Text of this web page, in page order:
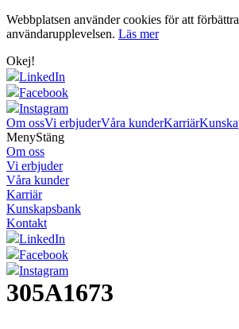
Webbplatsen använder cookies för att förbättra
användarupplevelsen. Läs mer
Okej!
LinkedIn
Facebook
Instagram
Om ossVi erbjuderVåra kunderKarriär
MenyStäng
Om oss
Vi erbjuder
Våra kunder
Karriär
Kunskapsbank
Kontakt
LinkedIn
Facebook
Instagram
305A1673